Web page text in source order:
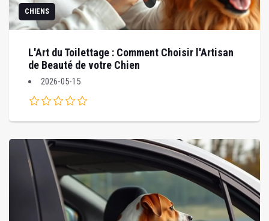
CHIENS
L'Art du Toilettage : Comment Choisir l'Artisan
de Beauté de votre Chien
2026-05-15